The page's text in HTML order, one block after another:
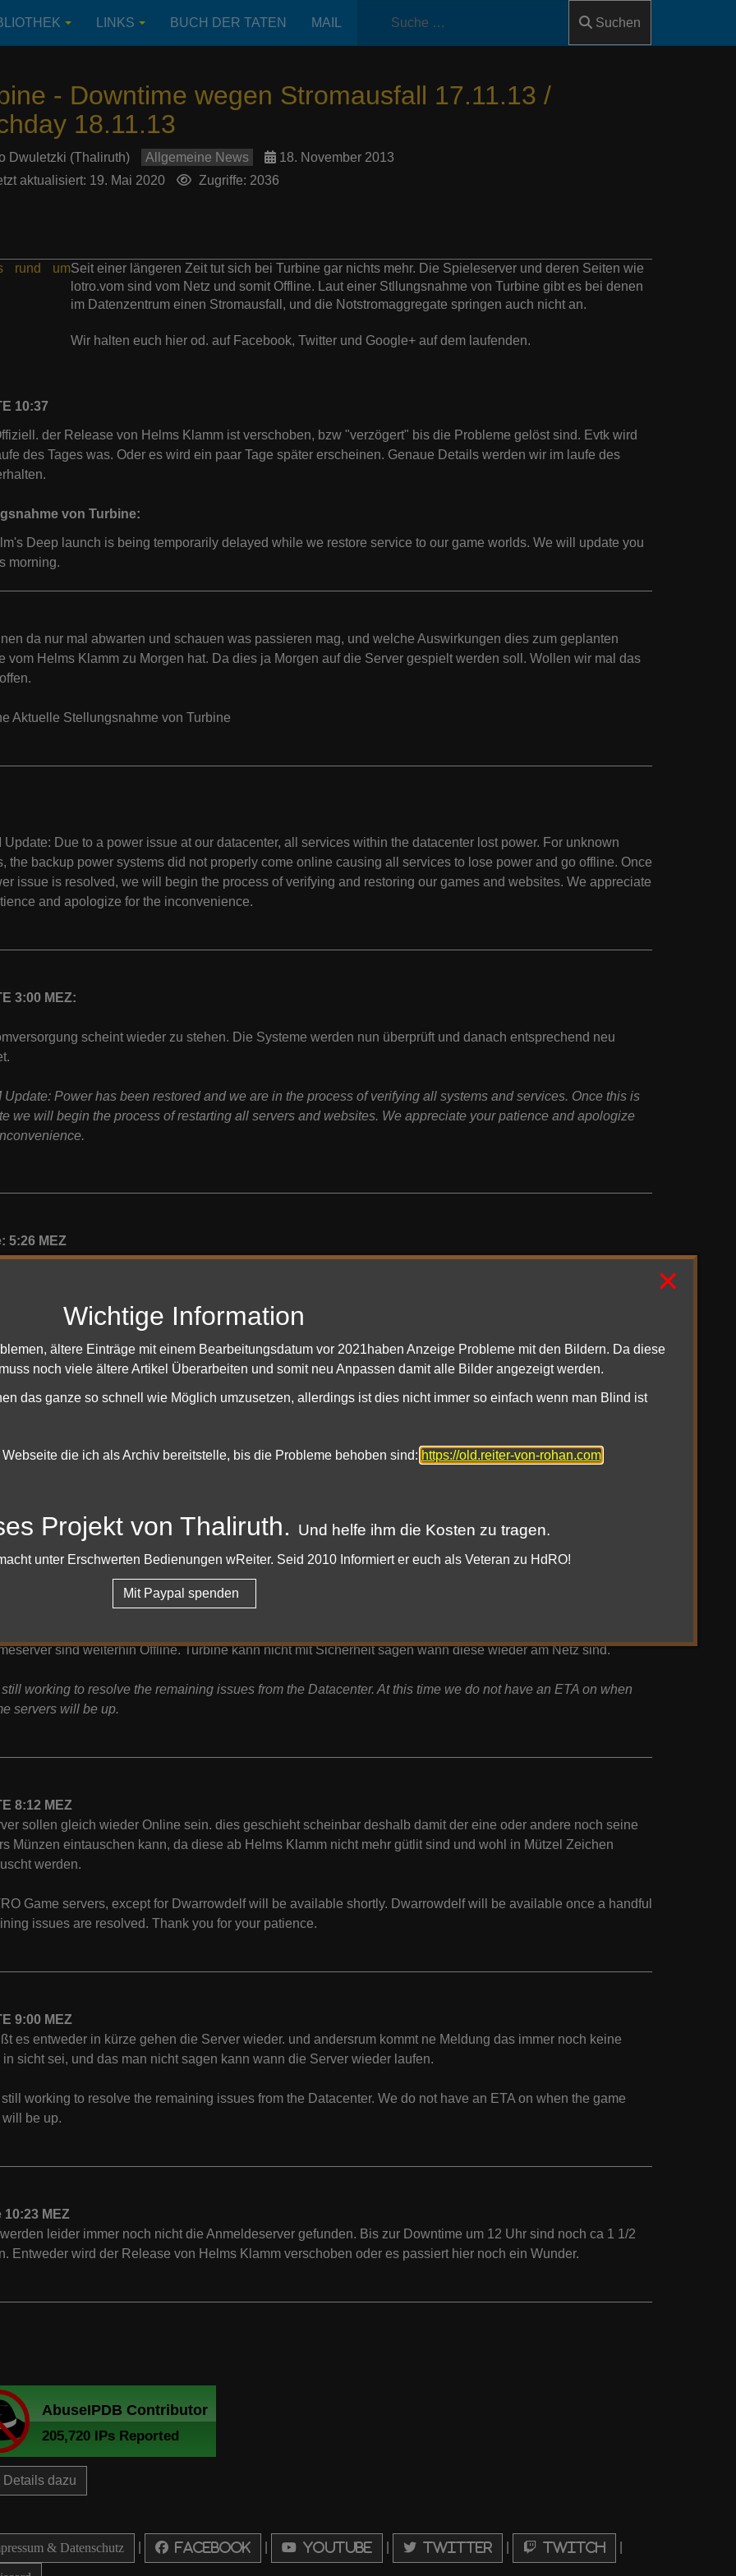
Suchen
LINKS BUCH DER TATEN MAIL
- Downtime wegen Stromausfall 17.11.13 /
18.11.13
Dwuletzki (Thaliruth) Allgemeine News
18. November 2013
aktualisiert: 19. Mai 2020
Zugriffe: 2036
Seit einer längeren Zeit tut sich bei Turbine gar nichts mehr. Die Spieleserver und deren Seiten wie
lotro.vom sind vom Netz und somit Offline. Laut einer Stllungsnahme von Turbine gibt es bei denen
im Datenzentrum einen Stromausfall, und die Notstromaggregate springen auch nicht an.
Wir halten euch hier od. auf Facebook, Twitter und Google+ auf dem laufenden.
10:37
der Release von Helms Klamm ist verschoben, bzw "verzögert" bis die Probleme gelöst sind. Evtk wird
des Tages was. Oder es wird ein paar Tage später erscheinen. Genaue Details werden wir im laufe des
von Turbine:
Deep launch is being temporarily delayed while we restore service to our game worlds. We will update you
morning.
da nur mal abwarten und schauen was passieren mag, und welche Auswirkungen dies zum geplanten
vom Helms Klamm zu Morgen hat. Da dies ja Morgen auf die Server gespielt werden soll. Wollen wir mal das
Aktuelle Stellungsnahme von Turbine
Update: Due to a power issue at our datacenter, all services within the datacenter lost power. For unknown
the backup power systems did not properly come online causing all services to lose power and go offline. Once
issue is resolved, we will begin the process of verifying and restoring our games and websites. We appreciate
and apologize for the inconvenience.
3:00 MEZ:
scheint wieder zu stehen. Die Systeme werden nun überprüft und danach entsprechend neu
Update: Power has been restored and we are in the process of verifying all systems and services. Once this is
we will begin the process of restarting all servers and websites. We appreciate your patience and apologize
5:26 MEZ
und Lotro Seiten weiterhin noch Offline. Wenn die evtl schlau sind fangen die mit dem Patchen schon an.
ihre Arbeiten vorverlegen. Meine ich zumindest. Aber lassen wir uns überraschen.
is now available. The game worlds are currently still offline. We will be bringing them back up as soon as
sind weiterhin Offline. Turbine kann nicht mit Sicherheit sagen wann diese wieder am Netz sind.
working to resolve the remaining issues from the Datacenter. At this time we do not have an ETA on when
servers will be up.
8:12 MEZ
sollen gleich wieder Online sein. dies geschieht scheinbar deshalb damit der eine oder andere noch seine
Münzen eintauschen kann, da diese ab Helms Klamm nicht mehr gütlit sind und wohl in Mützel Zeichen
werden.
Game servers, except for Dwarrowdelf will be available shortly. Dwarrowdelf will be available once a handful
issues are resolved. Thank you for your patience.
9:00 MEZ
es entweder in kürze gehen die Server wieder. und andersrum kommt ne Meldung das immer noch keine
in sicht sei, und das man nicht sagen kann wann die Server wieder laufen.
working to resolve the remaining issues from the Datacenter. We do not have an ETA on when the game
be up.
10:23 MEZ
leider immer noch nicht die Anmeldeserver gefunden. Bis zur Downtime um 12 Uhr sind noch ca 1 1/2
Entweder wird der Release von Helms Klamm verschoben oder es passiert hier noch ein Wunder.
Details dazu
& Datenschutz Facebook Youtube Twitter Twitch
×
Wichtige Information
ältere Einträge mit einem Bearbeitungsdatum vor 2021haben Anzeige Probleme mit den Bildern. Da diese
noch viele ältere Artikel Überarbeiten und somit neu Anpassen damit alle Bilder angezeigt werden.
das ganze so schnell wie Möglich umzusetzen, allerdings ist dies nicht immer so einfach wenn man Blind ist
die ich als Archiv bereitstelle, bis die Probleme behoben sind: https://old.reiter-von-rohan.com
Projekt von Thaliruth. Und helfe ihm die Kosten zu tragen.
unter Erschwerten Bedienungen wReiter. Seid 2010 Informiert er euch als Veteran zu HdRO!
Mit Paypal spenden